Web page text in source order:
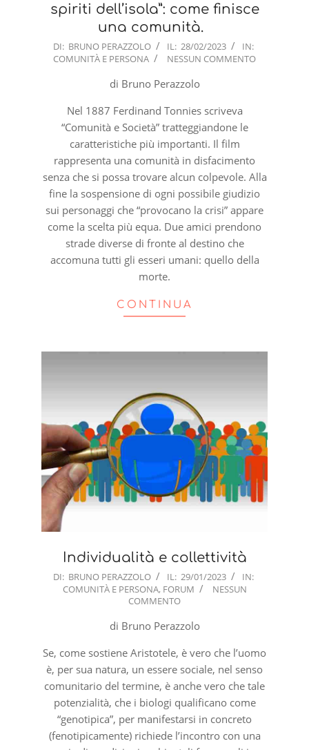
spiriti dell’isola”: come finisce
una comunità.
2023-
02-
DI: BRUNO PERAZZOLO IL: 28/02/2023
IN:
COMUNITÀ E PERSONA
NESSUN COMMENTO
di Bruno Perazzolo
Nel 1887 Ferdinand Tonnies scriveva
“Comunità e Società” tratteggiandone le
caratteristiche più importanti. Il film
rappresenta una comunità in disfacimento
senza che si possa trovare alcun colpevole. Alla
fine la sospensione di ogni possibile giudizio
sui personaggi che “provocano la crisi” appare
come la scelta più equa. Due amici prendono
strade diverse di fronte al destino che
accomuna tutti gli esseri umani: quello della
morte.
CONTINUA
Individualità e collettività
2023-
DI: BRUNO PERAZZOLO IL: 29/01/2023
IN:
COMUNITÀ E PERSONA, FORUM
NESSUN
COMMENTO
di Bruno Perazzolo
Se, come sostiene Aristotele, è vero che l’uomo
è, per sua natura, un essere sociale, nel senso
comunitario del termine, è anche vero che tale
potenzialità, che i biologi qualificano come
“genotipica”, per manifestarsi in concreto
(fenotipicamente) richiede l’incontro con una